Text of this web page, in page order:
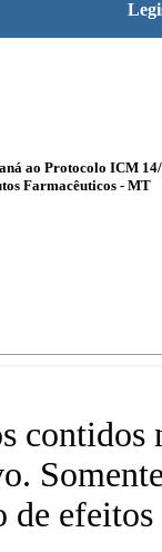
ao Protocolo ICM
Farmacêuticos - MT
contidos
de